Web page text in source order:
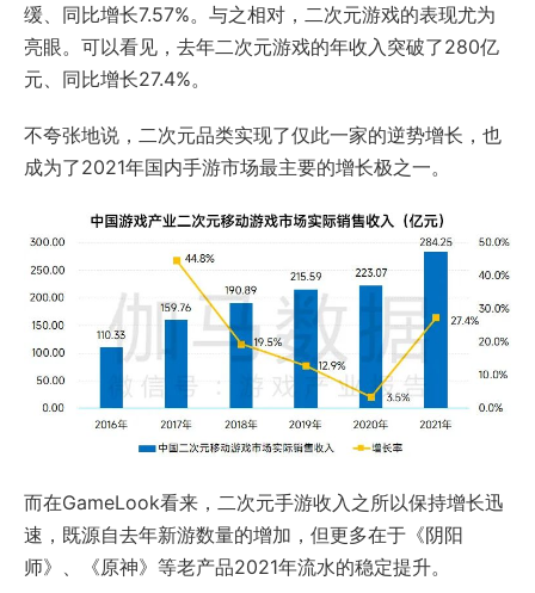
缓、同比增长7.57%。与之相对，二次元游戏的表现尤为
亮眼。可以看见，去年二次元游戏的年收入突破了280亿
元、同比增长27.4%。
不夸张地说，二次元品类实现了仅此一家的逆势增长，也
成为了2021年国内手游市场最主要的增长极之一。
而在GameLook看来，二次元手游收入之所以保持增长迅
速，既源自去年新游数量的增加，但更多在于《阴阳
师》、《原神》等老产品2021年流水的稳定提升。